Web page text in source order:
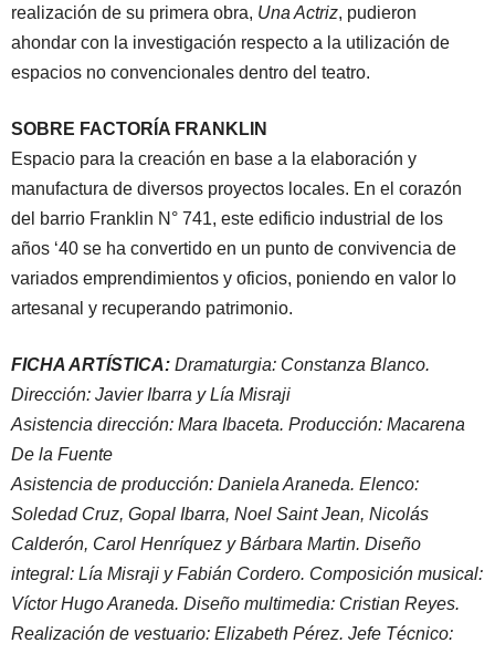
realización de su primera obra, Una Actriz, pudieron
ahondar con la investigación respecto a la utilización de
espacios no convencionales dentro del teatro.
SOBRE FACTORÍA FRANKLIN
Espacio para la creación en base a la elaboración y
manufactura de diversos proyectos locales. En el corazón
del barrio Franklin N° 741, este edificio industrial de los
años ‘40 se ha convertido en un punto de convivencia de
variados emprendimientos y oficios, poniendo en valor lo
artesanal y recuperando patrimonio.
FICHA ARTÍSTICA: Dramaturgia: Constanza Blanco.
Dirección: Javier Ibarra y Lía Misraji
Asistencia dirección: Mara Ibaceta. Producción: Macarena
De la Fuente
Asistencia de producción: Daniela Araneda. Elenco:
Soledad Cruz, Gopal Ibarra, Noel Saint Jean, Nicolás
Calderón, Carol Henríquez y Bárbara Martin. Diseño
integral: Lía Misraji y Fabián Cordero. Composición musical:
Víctor Hugo Araneda. Diseño multimedia: Cristian Reyes.
Realización de vestuario: Elizabeth Pérez. Jefe Técnico: